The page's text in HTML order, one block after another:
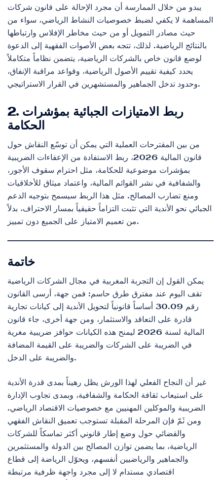
يبدو من خلال الممارسة أن مجرد الإحالة على قانون شركات
المساهمة لا يكفي لضبط خصوصيات النشاط الرياضي، سواء من
حيث مصادر التمويل أو من حيث مخاطر الإفلاس وارتباطها
بالنتائج الرياضية. لذلك، تتجه بعض الأصوات الفقهية إلى الدعوة
لوضع قانون خاص بالشركات الرياضية، يتضمن نظاماً متكاملاً
يحدد كيفية تقييم الأصول الرياضية، وقواعد مراقبة الإنفاق،
وحدود تدخل الجماهير والمستشهرين في القرار الاستراتيجي.
2. ربط الامتيازات الجبائية بمؤشرات
الحكامة
من بين المقترحات العملية التي يمكن أن توسّع النقاش حول
قانون المالية 2026، ربط الاستفادة من الإعفاءات الضريبية
بمؤشرات موضوعية للحكامة، مثل احترام سقوف الأجور،
والشفافية في نشر القوائم المالية، واعتماد ميثاق للأخلاقيات
ومنع تضارب المصالح. مثل هذا الربط سيسمح بتوجيه الدعم
الجبائي نحو الأندية التي تثبت التزاماً حقيقياً بمسار الاحتراف، بدلاً
من تعميم الامتياز على الجميع دون تمييز.
خاتمة
يمكن القول إن التجربة المغربية في مجال الشركات الرياضية
تقف اليوم عند مفترق طرق حاسم: فمن جهة، أرسى القانون
رقم 30.09 أساساً قانونياً لتحويل الأندية إلى كيانات تجارية
قادرة على التعاقد والاستثمار، ومن جهة أخرى، جاء قانون
المالية لسنة 2026 ليمنح هذه الكيانات حوافز ضريبية مغرية
في الضريبة على الشركات والضريبة على القيمة المضافة
والضريبة على الدخل.
غير أن النجاح الفعلي لهذا الورش يظل رهيناً بمدى قدرة الأندية
على استيعاب ثقافة الحكامة والشفافية، وبمدى تجاوب الإدارة
الضريبية والموكلين المهنيين مع خصوصيات الاقتصاد الرياضي.
ومن ثَمّ فإن المرحلة المقبلة تستوجب تعميق النقاش الفقهي
والقضائي حول وضع إطار قانوني أكثر تماسكاً للشركات
الرياضية، بما يضمن توازن المصالح بين الدولة والمستثمرين
والجماهير والرياضيين أنفسهم، ويحوّل الرياضة إلى قطاع
اقتصادي مستدام لا إلى مجرد واجهة ظرفية مرتبطة